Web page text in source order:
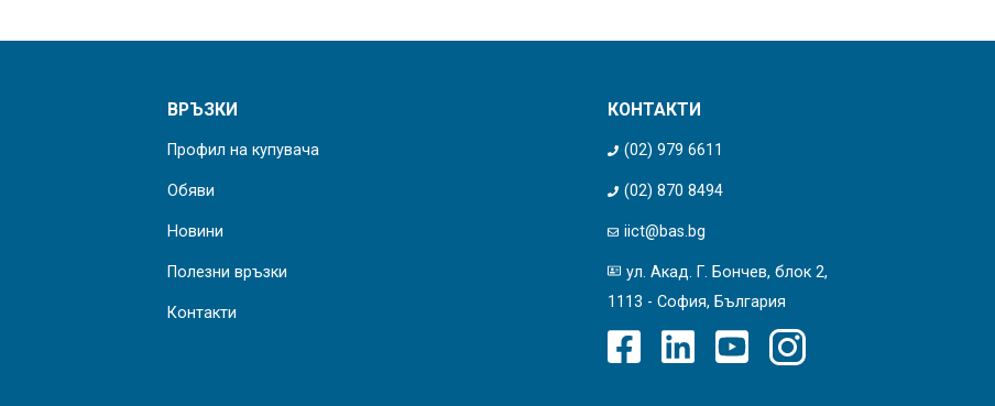
КОНТАКТИ
(02) 979 6611
(02) 870 8494
iict@bas.bg
ул. Акад. Г. Бончев, блок 2,
1113 - София, България
ВРЪЗКИ
Профил на купувача
Обяви
Новини
Полезни връзки
Контакти